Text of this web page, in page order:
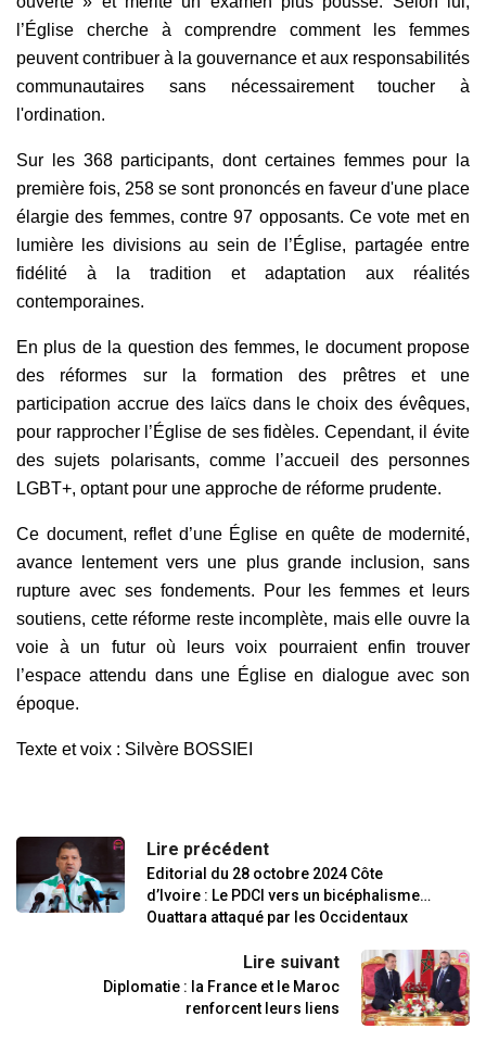
l’Église cherche à comprendre comment les femmes
peuvent contribuer à la gouvernance et aux responsabilités
communautaires sans nécessairement toucher à
l'ordination.
Sur les 368 participants, dont certaines femmes pour la
première fois, 258 se sont prononcés en faveur d'une place
élargie des femmes, contre 97 opposants. Ce vote met en
lumière les divisions au sein de l’Église, partagée entre
fidélité à la tradition et adaptation aux réalités
contemporaines.
En plus de la question des femmes, le document propose
des réformes sur la formation des prêtres et une
participation accrue des laïcs dans le choix des évêques,
pour rapprocher l’Église de ses fidèles. Cependant, il évite
des sujets polarisants, comme l’accueil des personnes
LGBT+, optant pour une approche de réforme prudente.
Ce document, reflet d’une Église en quête de modernité,
avance lentement vers une plus grande inclusion, sans
rupture avec ses fondements. Pour les femmes et leurs
soutiens, cette réforme reste incomplète, mais elle ouvre la
voie à un futur où leurs voix pourraient enfin trouver
l’espace attendu dans une Église en dialogue avec son
époque.
Texte et voix : Silvère BOSSIEI
Lire précédent
Editorial du 28 octobre 2024 Côte
d’Ivoire : Le PDCI vers un bicéphalisme…
Ouattara attaqué par les Occidentaux
Lire suivant
Diplomatie : la France et le Maroc
renforcent leurs liens